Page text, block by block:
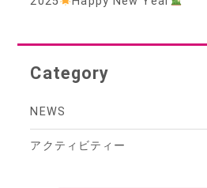
Category
NEWS
アクティビティー